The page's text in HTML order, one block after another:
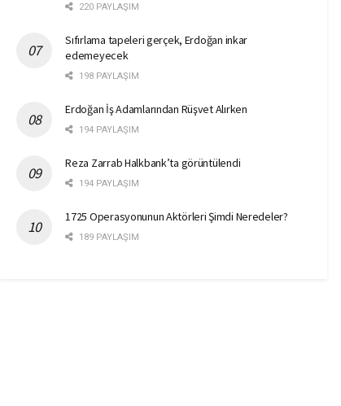
220 PAYLAŞIM
Sıfırlama tapeleri gerçek, Erdoğan inkar
edemeyecek
198 PAYLAŞIM
Erdoğan İş Adamlarından Rüşvet Alırken
194 PAYLAŞIM
Reza Zarrab Halkbank’ta görüntülendi
194 PAYLAŞIM
1725 Operasyonunun Aktörleri Şimdi Neredeler?
189 PAYLAŞIM